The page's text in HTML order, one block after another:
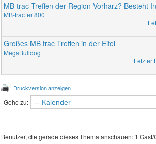
MB-trac Treffen der Region Vorharz? Besteht
MB-trac´er 800
Großes MB trac Treffen in der Eifel
MegaBulldog
Letzter
Druckversion anzeigen
Gehe zu:
Benutzer, die gerade dieses Thema anschauen: 1 Gast/